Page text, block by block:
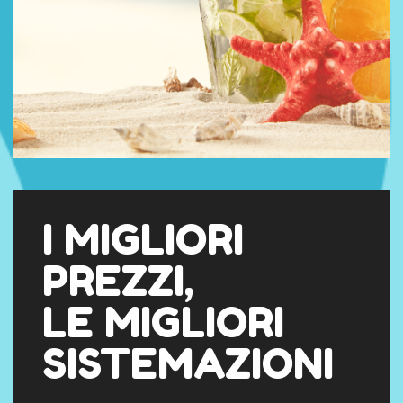
I MIGLIORI
PREZZI,
LE MIGLIORI
SISTEMAZIONI